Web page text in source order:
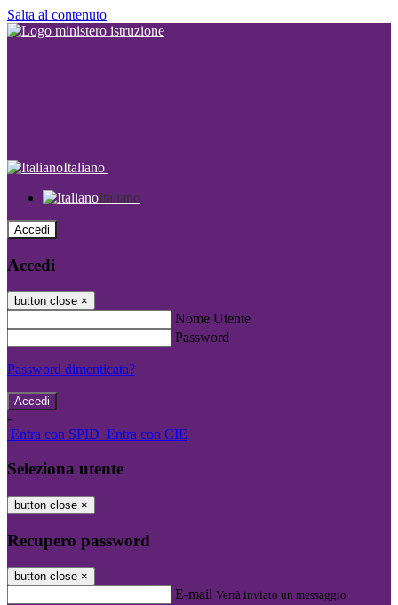
Salta al contenuto
Italiano
Italiano
Accedi
Accedi
button close ×
Nome Utente
Password
Password dimenticata?
-
Entra con SPID Entra con CIE
Seleziona utente
button close ×
Recupero password
button close ×
E-mail Verrà inviato un messaggio